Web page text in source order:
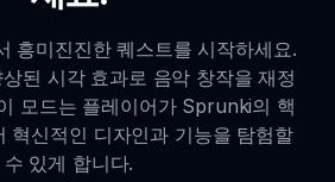
흥미진진한 퀘스트를 시작하세요.
된 시각 효과로 음악 창작을 재정
모드는 플레이어가 Sprunki의 핵
혁신적인 디자인과 기능을 탐험할
수 있게 합니다.